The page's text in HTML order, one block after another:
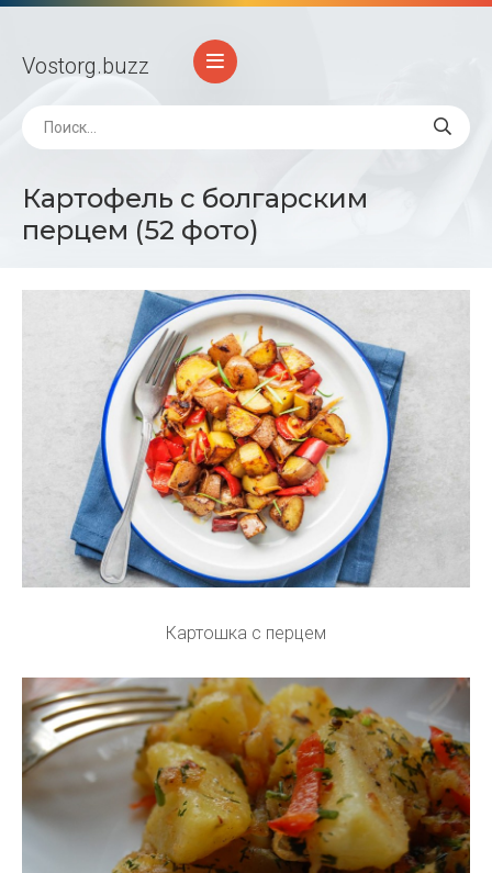
Vostorg.buzz
Картофель с болгарским
перцем (52 фото)
Картошка с перцем